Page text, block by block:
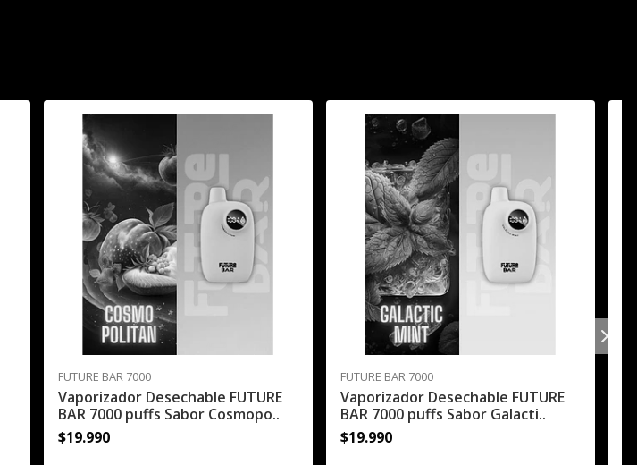
FUTURE BAR 7000
Vaporizador Desechable FUTURE
BAR 7000 puffs Sabor Cosmopo..
$19.990
FUTURE BAR 7000
Vaporizador Desechable FUTURE
BAR 7000 puffs Sabor Galacti..
$19.990